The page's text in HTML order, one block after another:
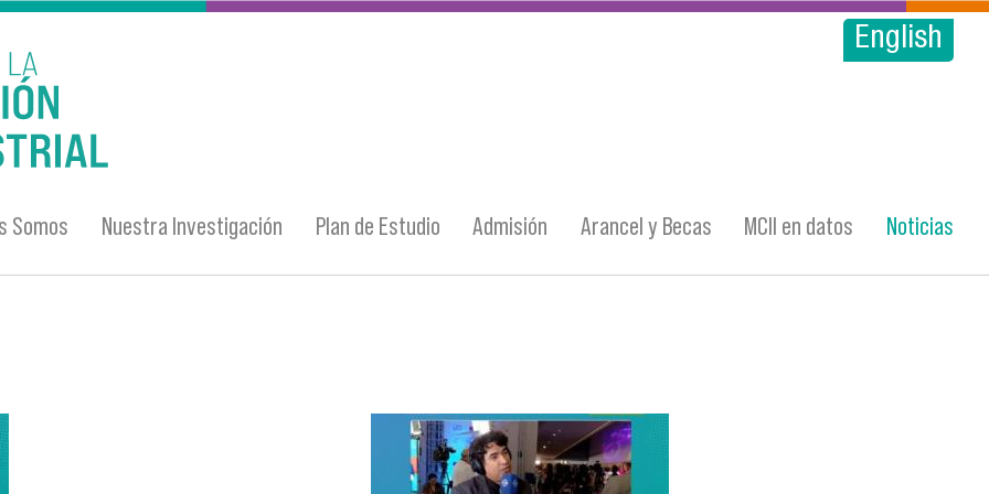
English
Somos Nuestra Investigación Plan de Estudio Admisión Arancel y Becas MCII en datos Noticias